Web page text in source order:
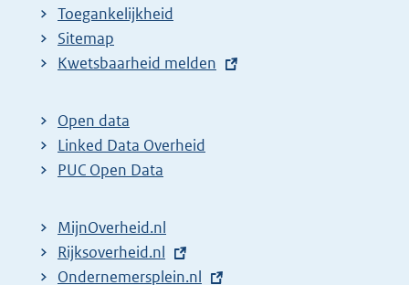
Toegankelijkheid
Sitemap
E
t
e
r
l
i
Kwetsbaarheid melden
Open data
Linked Data Overheid
PUC Open Data
MijnOverheid.nl
E
x
Rijksoverheid.nl
E
Ondernemersplein.nl